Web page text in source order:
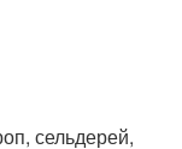
сельдерей,